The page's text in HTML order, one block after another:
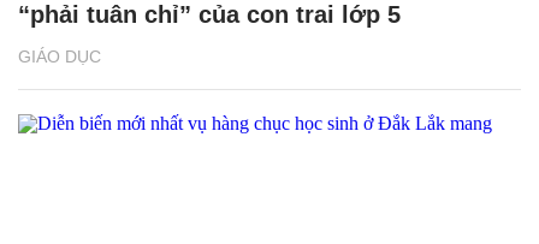
GIÁO DỤC
“phải tuân chỉ” của con trai lớp 5